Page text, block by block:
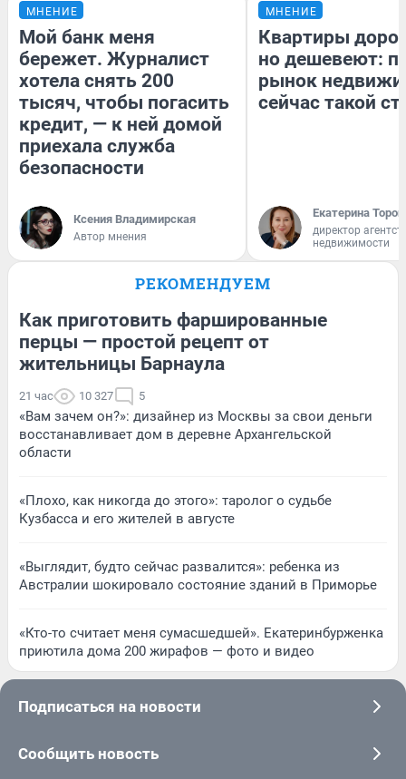
МНЕНИЕ
Мой банк меня
бережет. Журналист
хотела снять 200
тысяч, чтобы погасить
кредит, — к ней домой
приехала служба
безопасности
Ксения Владимирская
Автор мнения
МНЕНИЕ
Квартиры
но дешевеют:
рынок
сейчас такой
Екатерина
директор
недвижимости
РЕКОМЕНДУЕМ
Как приготовить фаршированные
перцы — простой рецепт от
жительницы Барнаула
21 час 10 327 5
«Вам зачем он?»: дизайнер из Москвы за свои деньги
восстанавливает дом в деревне Архангельской
области
«Плохо, как никогда до этого»: таролог о судьбе
Кузбасса и его жителей в августе
«Выглядит, будто сейчас развалится»: ребенка из
Австралии шокировало состояние зданий в Приморье
«Кто-то считает меня сумасшедшей». Екатеринбурженка
приютила дома 200 жирафов — фото и видео
Подписаться на новости
Сообщить новость